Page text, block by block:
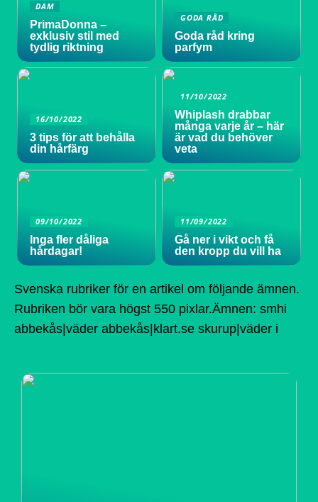
DAM
PrimaDonna –
exklusiv stil med
tydlig riktning
GODA RÅD
Goda råd kring
parfym
16/10/2022
3 tips för att behålla
din hårfärg
11/10/2022
Whiplash drabbar
många varje år – här
är vad du behöver
veta
09/10/2022
Inga fler dåliga
hårdagar!
11/09/2022
Gå ner i vikt och få
den kropp du vill ha
Svenska rubriker för en artikel om följande ämnen.
Rubriken bör vara högst 550 pixlar.Ämnen: smhi
abbekås|väder abbekås|klart.se skurup|väder i